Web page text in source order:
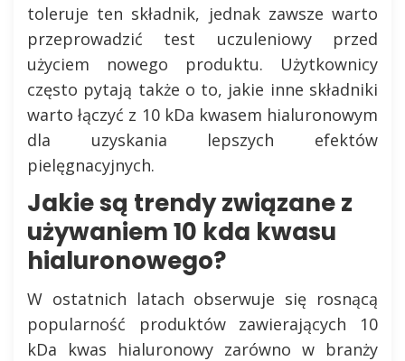
toleruje ten składnik, jednak zawsze warto
przeprowadzić test uczuleniowy przed
użyciem nowego produktu. Użytkownicy
często pytają także o to, jakie inne składniki
warto łączyć z 10 kDa kwasem hialuronowym
dla uzyskania lepszych efektów
pielęgnacyjnych.
Jakie są trendy związane z
używaniem 10 kda kwasu
hialuronowego?
W ostatnich latach obserwuje się rosnącą
popularność produktów zawierających 10
kDa kwas hialuronowy zarówno w branży